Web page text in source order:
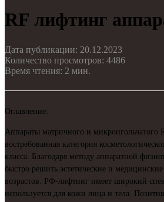
RF лифтинг
Дата публикации: 20.12.2023
Количество просмотров: 4486
Время чтения: 2 мин.
Оглавление:
Аппараты матричного и микроигольчатого
востребованная категория
класса. Благодаря методу аппаратной
быстро решить эстетические и
возрастов. РФ-лифтинг имеет широкий
используется для кожи лица и тела.